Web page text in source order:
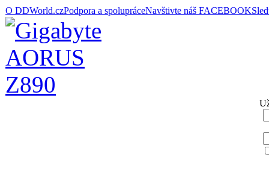
O DDWorld.czPodpora a spolupráceNavštivte náš FACEBOOK